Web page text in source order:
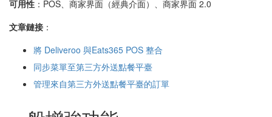
可用性 ：POS、商家界面（經典介面）、商家界面 2.0
文章鏈接 ：
將 Deliveroo 與Eats365 POS 整合
同步菜單至第三方外送點餐平臺
管理來自第三方外送點餐平臺的訂單